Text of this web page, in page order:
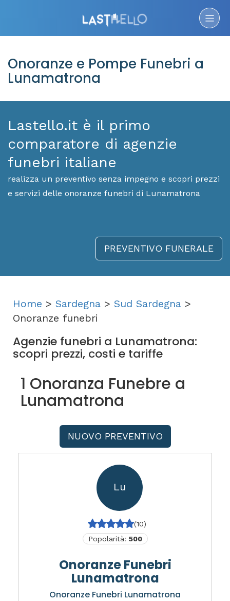
Onoranze e Pompe Funebri a
Lunamatrona
Lastello.it è il primo
comparatore di agenzie
funebri italiane
realizza un preventivo senza impegno e scopri prezzi
e servizi delle onoranze funebri di Lunamatrona
PREVENTIVO FUNERALE
Home > Sardegna > Sud Sardegna >
Onoranze funebri
Agenzie funebri a Lunamatrona:
scopri prezzi, costi e tariffe
1 Onoranza Funebre a
Lunamatrona
NUOVO PREVENTIVO
Lu
(10)
Popolarità: 500
Onoranze Funebri
Lunamatrona
Onoranze Funebri Lunamatrona